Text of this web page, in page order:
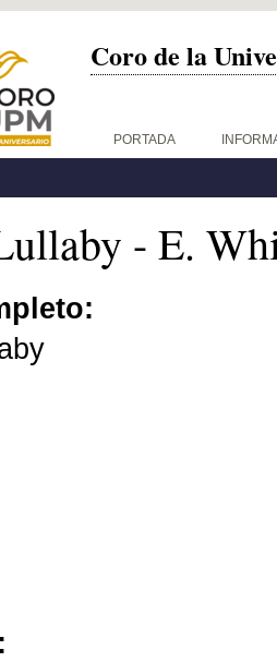
Coro de la
PORTADA
- E.